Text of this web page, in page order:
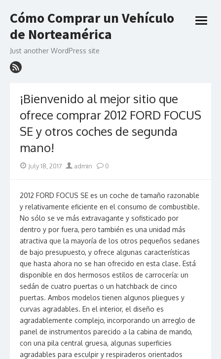
to
content
Cómo Comprar un Vehículo
de Norteamérica
Just another WordPress site
open
¡Bienvenido al mejor sitio que
ofrece comprar 2012 FORD FOCUS
SE y otros coches de segunda
mano!
PostedJuly 18, 2017 Author
admin 0
2012 FORD FOCUS SE es un coche de tamaño razonable
y relativamente eficiente en el consumo de combustible.
No sólo se ve más extravagante y sofisticado por
dentro y por fuera, pero también es una unidad más
atractiva que la mayoría de los otros pequeños sedanes
de bajo presupuesto, y ofrece algunas características
que hasta ahora no se han ofrecido en esta clase. Está
disponible en dos hermosos estilos de carrocería: un
sedán de cuatro puertas o un hatchback de cinco
puertas. Ambos modelos tienen algunos pliegues y
curvas agradables. En el interior, el diseño es
agradablemente complejo, incorporando un arreglo de
panel de instrumentos parecido a la cabina de mando,
con una pila central gruesa, algunas superficies
agradables para esculpir y respiraderos orientados